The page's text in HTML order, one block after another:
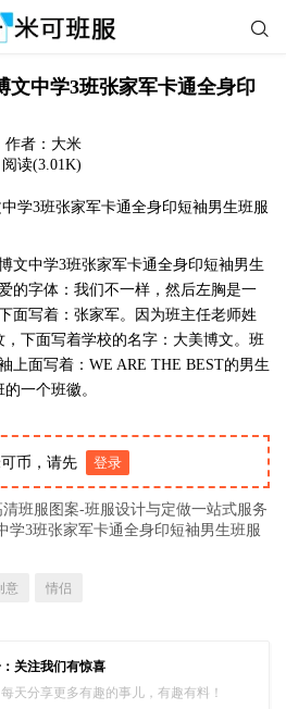

文中学3班张家军卡通全身印
作者：大米
阅读(3.01K)
文中学3班张家军卡通全身印短袖男生
的字体：我们不一样，然后左胸是一
面写着：张家军。因为班主任老师姓
下面写着学校的名字：大美博文。班
上面写着：WE ARE THE BEST的男生
一个班徽。
币，请先 登录
班服图案-班服设计与定做一站式服务
学3班张家军卡通全身印短袖男生班服
意 情侣
关注我们有惊喜
天分享更多有趣的事儿，有趣有料！